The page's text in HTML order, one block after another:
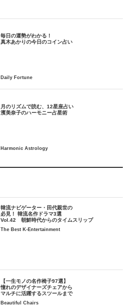
毎日の運勢がわかる！
月のリズムで読む、12星座占い
韓流ナビゲーター・田代親世の
必見！ 韓流名作ドラマ3選
Vol.42 朝鮮時代からのタイムスリップ
The Best K-Entertainment
【一生モノの名作椅子97選】
憧れのデザイナーズチェアから
マルチに活躍するスツールまで
Beautiful Chairs